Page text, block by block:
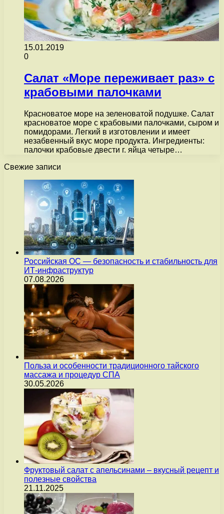
15.01.2019
0
Салат «Море переживает раз» с
крабовыми палочками
Красноватое море на зеленоватой подушке. Салат
красноватое море с крабовыми палочками, сыром и
помидорами. Легкий в изготовлении и имеет
незабвенный вкус море продукта. Ингредиенты:
палочки крабовые двести г. яйца четыре…
Свежие записи
Российская ОС — безопасность и стабильность для
ИТ-инфраструктур
07.08.2026
Польза и особенности традиционного тайского
массажа и процедур СПА
30.05.2026
Фруктовый салат с апельсинами – вкусный рецепт и
полезные свойства
21.11.2025